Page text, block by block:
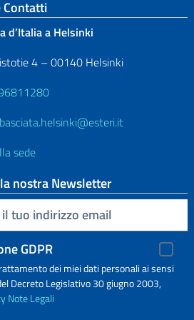
Contatti
d’Italia a Helsinki
4 – 00140 Helsinki
sede
nostra Newsletter
GDPR
dei miei dati personali ai sensi
Decreto Legislativo 30 giugno 2003,
Note Legali